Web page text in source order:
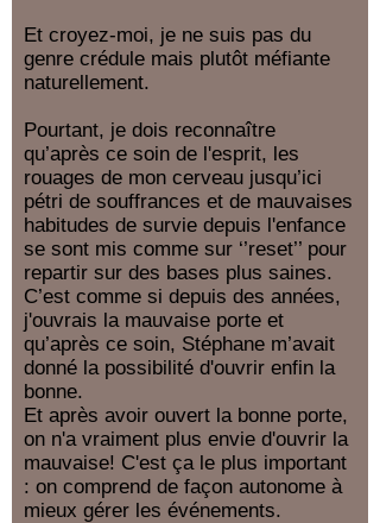
Et croyez-moi, je ne suis pas du
genre crédule mais plutôt méfiante
naturellement.
Pourtant, je dois reconnaître
qu’après ce soin de l'esprit, les
rouages de mon cerveau jusqu’ici
pétri de souffrances et de mauvaises
habitudes de survie depuis l'enfance
se sont mis comme sur ‘’reset’’ pour
repartir sur des bases plus saines.
C’est comme si depuis des années,
j'ouvrais la mauvaise porte et
qu’après ce soin, Stéphane m’avait
donné la possibilité d'ouvrir enfin la
bonne.
Et après avoir ouvert la bonne porte,
on n'a vraiment plus envie d'ouvrir la
mauvaise! C'est ça le plus important
: on comprend de façon autonome à
mieux gérer les événements.